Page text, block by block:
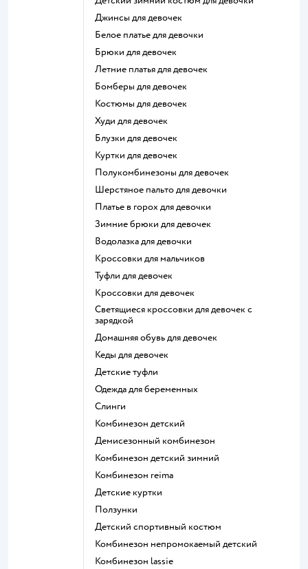
Джинсы для девочек
Белое платье для девочки
Брюки для девочек
Летние платья для девочек
Бомберы для девочек
Костюмы для девочек
Худи для девочек
Блузки для девочек
Куртки для девочек
Полукомбинезоны для девочек
Шерстяное пальто для девочки
Платье в горох для девочки
Зимние брюки для девочек
Водолазка для девочки
Кроссовки для мальчиков
Туфли для девочек
Кроссовки для девочек
Светящиеся кроссовки для девочек с
зарядкой
Домашняя обувь для девочек
Кеды для девочек
Детские туфли
Одежда для беременных
Слинги
Комбинезон детский
Демисезонный комбинезон
Комбинезон детский зимний
Комбинезон reima
Детские куртки
Ползунки
Детский спортивный костюм
Комбинезон непромокаемый детский
Комбинезон lassie